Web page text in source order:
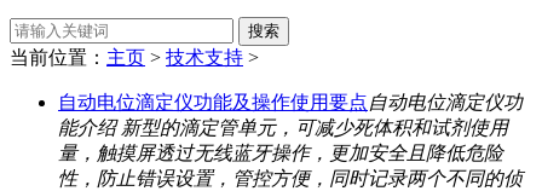
当前位置： 主页 > 技术支持 >
自动电位滴定仪功能及操作使用要点自动电位滴定仪功
能介绍 新型的滴定管单元，可减少死体积和试剂使用
量，触摸屏透过无线蓝牙操作，更加安全且降低危险
性，防止错误设置，管控方便，同时记录两个不同的侦